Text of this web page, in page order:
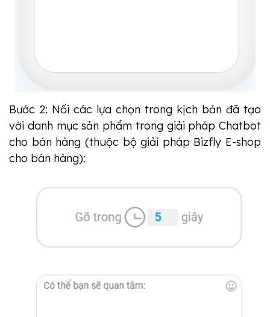
Bước 2: Nối các lựa chọn trong kịch bản đã tạo
với danh mục sản phẩm trong giải pháp Chatbot
cho bán hàng (thuộc bộ giải pháp Bizfly E-shop
cho bán hàng):